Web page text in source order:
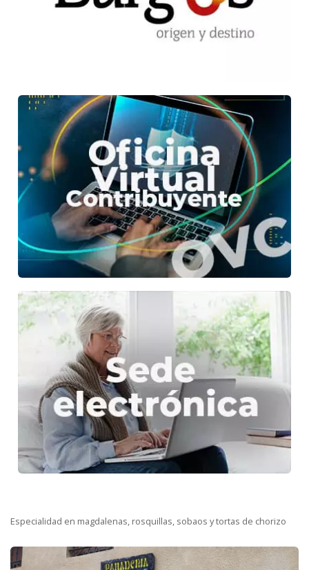
Especialidad en magdalenas, rosquillas, sobaos y tortas de chorizo